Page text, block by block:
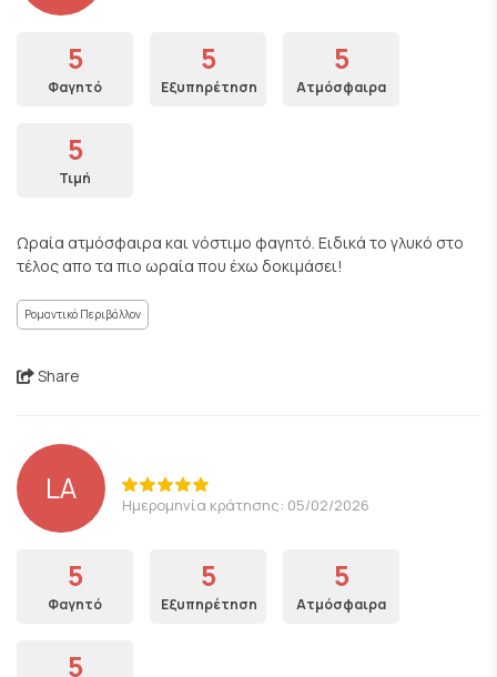
5
Φαγητό
5
Εξυπηρέτηση
5
Ατμόσφαιρα
5
Τιμή
Ωραία ατμόσφαιρα και νόστιμο φαγητό. Ειδικά το γλυκό στο
τέλος απο τα πιο ωραία που έχω δοκιμάσει!
Ρομαντικό Περιβάλλον
Share
LA Ημερομηνία κράτησης: 05/02/2026
5
Φαγητό
5
Εξυπηρέτηση
5
Ατμόσφαιρα
5